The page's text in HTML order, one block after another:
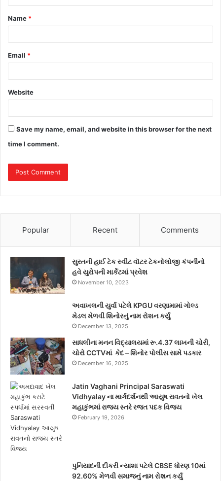
Name *
Email *
Website
Save my name, email, and website in this browser for the next
time I comment.
Popular Recent Comments
સુરતની હાઈ ટેક સ્વીટ વૉટર ટેકનોલોજી કંપનીનો
હવે યુરોપની માર્કેટમાં પ્રવેશ
November 10, 2023
અવાખલની યુર્વા પટેલે KPGU વરણામામાં ગોલ્ડ
મેડલ મેળવી શિનોરનું નામ રોશન કર્યું
December 13, 2025
સાધલીના મનન વિદ્યાલયમાં રૂ.4.37 લાખની ચોરી,
ચોરો CCTVમાં કેદ – શિનોર પોલીસ સામે પડકાર
December 16, 2025
Jatin Vaghani Principal Saraswati
Vidhyalay ના માર્ગદર્શનથી આયુષ રાવતનો ખેલ
મહાકુંભમાં રાજ્ય સ્તરે રજત પદક વિજય
February 19, 2026
પુનિયાદની દીકરી ન્યાશા પટેલે CBSE ધોરણ 10માં
92.60% મેળવી સમાજનું નામ રોશન કર્યું